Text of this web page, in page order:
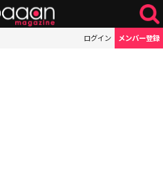
ログイン メンバー登録